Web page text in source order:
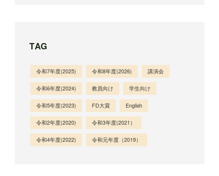
TAG
令和7年度(2025) 令和8年度(2026) 講演会
令和6年度(2024) 教員向け 学生向け
令和5年度(2023) FD大賞 English
令和2年度(2020) 令和3年度(2021）
令和4年度(2022) 令和元年度（2019）